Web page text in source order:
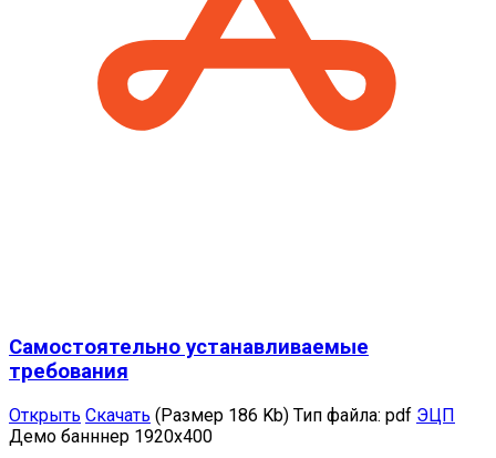
Самостоятельно устанавливаемые
требования
Открыть Скачать (Размер 186 Kb) Тип файла: pdf ЭЦП
Демо банннер 1920х400